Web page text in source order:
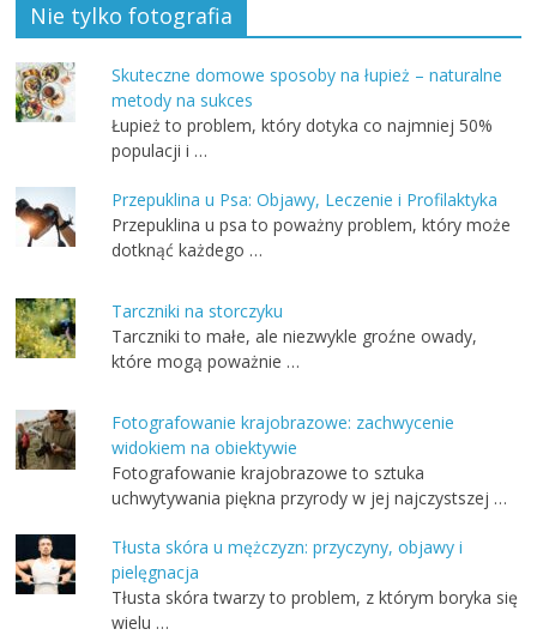
Nie tylko fotografia
Skuteczne domowe sposoby na łupież – naturalne
metody na sukces
Łupież to problem, który dotyka co najmniej 50%
populacji i …
Przepuklina u Psa: Objawy, Leczenie i Profilaktyka
Przepuklina u psa to poważny problem, który może
dotknąć każdego …
Tarczniki na storczyku
Tarczniki to małe, ale niezwykle groźne owady,
które mogą poważnie …
Fotografowanie krajobrazowe: zachwycenie
widokiem na obiektywie
Fotografowanie krajobrazowe to sztuka
uchwytywania piękna przyrody w jej najczystszej …
Tłusta skóra u mężczyzn: przyczyny, objawy i
pielęgnacja
Tłusta skóra twarzy to problem, z którym boryka się
wielu …